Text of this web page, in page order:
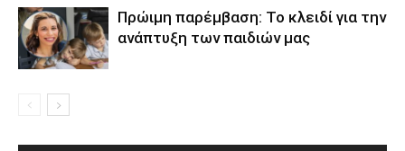
Πρώιμη παρέμβαση: Το κλειδί για την
ανάπτυξη των παιδιών µας